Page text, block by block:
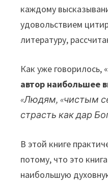
каждому
удовольствием
литературу,
Как уже говорилось,
автор наибольшее
«Людям, «чистым
страсть как дар
В этой книге
потому, что это
наибольшую